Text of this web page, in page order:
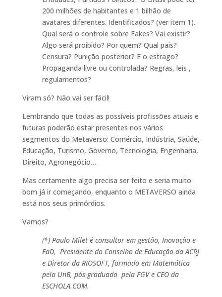
200 milhões de habitantes e 1 bilhão de
avatares diferentes. Identificados? (ver item 1).
Qual será o controle sobre Fakes? Vai existir?
Algo será proibido? Por quem? Qual pais?
Censura? Punição posterior? E o estrago?
Propaganda livre ou controlada? Regras, leis ,
regulamentos?
Viram só? Não vai ser fácil!
Lembrando que todas as possíveis profissões atuais e
futuras poderão estar presentes nos vários
segmentos do Metaverso: Comércio, Indústria, Saúde,
Educação, Turismo, Governo, Tecnologia, Engenharia,
Direito, Agronegócio…
Mas certamente algo precisa ser feito e seria muito
bom já ir começando, enquanto o METAVERSO ainda
está nos seus primórdios.
Vamos?
(*) Paulo Milet é consultor em gestão, Inovação e
EaD, Presidente do Conselho de Educação da ACRJ
e Diretor da RIOSOFT, formado em Matemática
pela UnB, pós-graduado pela FGV e CEO da
ESCHOLA.COM.